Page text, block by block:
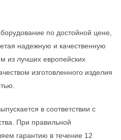
по достойной цене,
надежную и качественную
из лучших европейских
изготовленного изделия
в соответствии с
При правильной
гарантию в течение 12